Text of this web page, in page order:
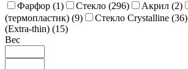
Фарфор (1) Стекло (296) Акрил (2)
(термопластик) (9) Стекло Crystalline (36)
(Extra-thin) (15)
Вес